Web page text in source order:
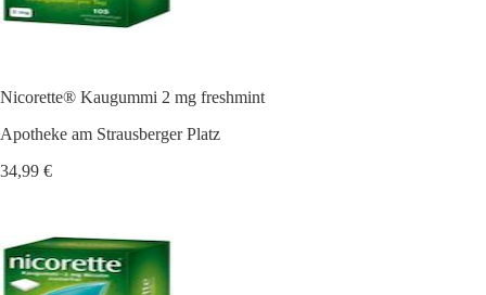
Nicorette® Kaugummi 2 mg freshmint
Apotheke am Strausberger Platz
34,99 €